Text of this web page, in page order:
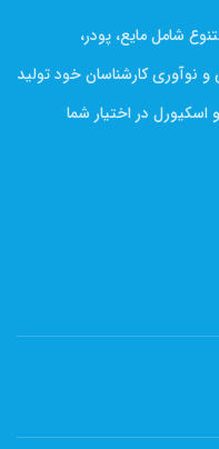
شامل مایع، پودر،
و نوآوری کارشناسان خود تولید
اسکیورل در اختیار شما